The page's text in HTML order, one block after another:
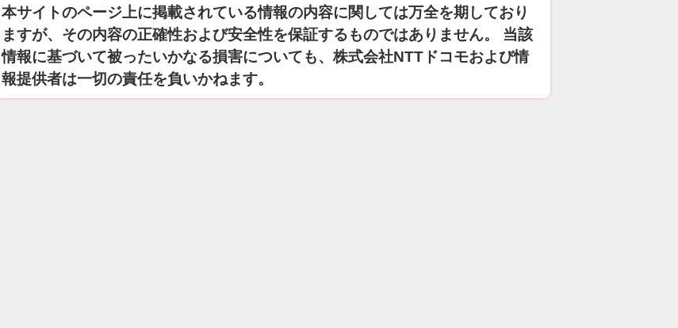
本サイトのページ上に掲載されている情報の内容に関しては万全を期しており
ますが、その内容の正確性および安全性を保証するものではありません。 当該
情報に基づいて被ったいかなる損害についても、株式会社NTTドコモおよび情
報提供者は一切の責任を負いかねます。